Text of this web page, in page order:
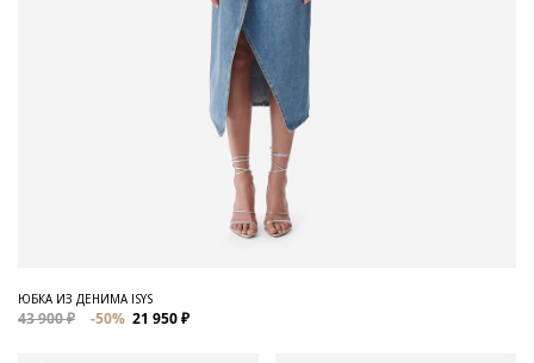
ЮБКА ИЗ ДЕНИМА ISYS
43 900 ₽ -50% 21 950 ₽